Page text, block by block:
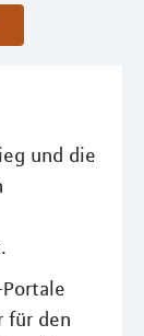
und die
für den